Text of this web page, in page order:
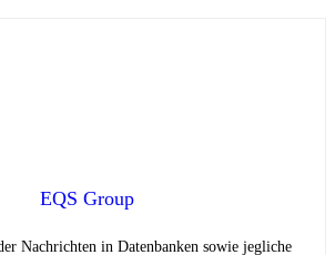
EQS Group
Nachrichten in Datenbanken sowie jegliche